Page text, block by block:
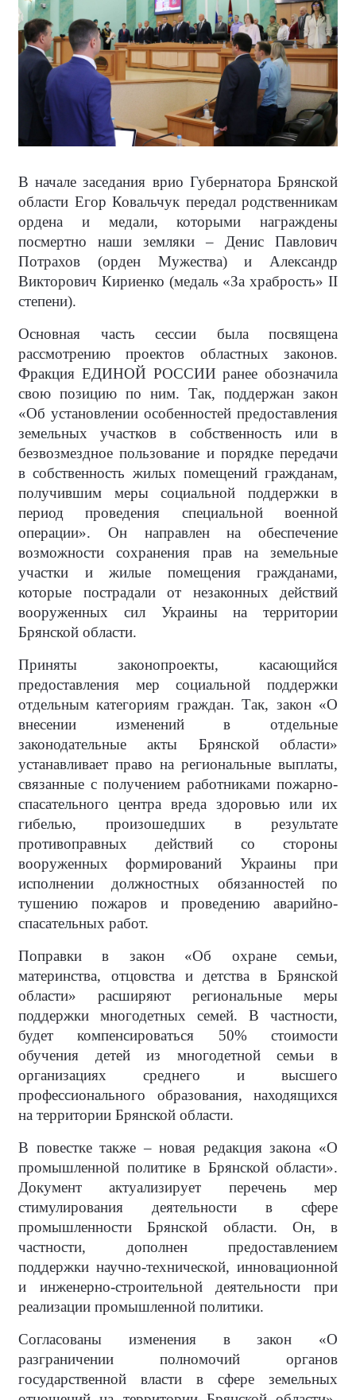
В начале заседания врио Губернатора Брянской
области Егор Ковальчук передал родственникам
ордена и медали, которыми награждены
посмертно наши земляки – Денис Павлович
Потрахов (орден Мужества) и Александр
Викторович Кириенко (медаль «За храбрость» II
степени).
Основная часть сессии была посвящена
рассмотрению проектов областных законов.
Фракция ЕДИНОЙ РОССИИ ранее обозначила
свою позицию по ним. Так, поддержан закон
«Об установлении особенностей предоставления
земельных участков в собственность или в
безвозмездное пользование и порядке передачи
в собственность жилых помещений гражданам,
получившим меры социальной поддержки в
период проведения специальной военной
операции». Он направлен на обеспечение
возможности сохранения прав на земельные
участки и жилые помещения гражданами,
которые пострадали от незаконных действий
вооруженных сил Украины на территории
Брянской области.
Приняты законопроекты, касающийся
предоставления мер социальной поддержки
отдельным категориям граждан. Так, закон «О
внесении изменений в отдельные
законодательные акты Брянской области»
устанавливает право на региональные выплаты,
связанные с получением работниками пожарно-
спасательного центра вреда здоровью или их
гибелью, произошедших в результате
противоправных действий со стороны
вооруженных формирований Украины при
исполнении должностных обязанностей по
тушению пожаров и проведению аварийно-
спасательных работ.
Поправки в закон «Об охране семьи,
материнства, отцовства и детства в Брянской
области» расширяют региональные меры
поддержки многодетных семей. В частности,
будет компенсироваться 50% стоимости
обучения детей из многодетной семьи в
организациях среднего и высшего
профессионального образования, находящихся
на территории Брянской области.
В повестке также – новая редакция закона «О
промышленной политике в Брянской области».
Документ актуализирует перечень мер
стимулирования деятельности в сфере
промышленности Брянской области. Он, в
частности, дополнен предоставлением
поддержки научно-технической, инновационной
и инженерно-строительной деятельности при
реализации промышленной политики.
Согласованы изменения в закон «О
разграничении полномочий органов
государственной власти в сфере земельных